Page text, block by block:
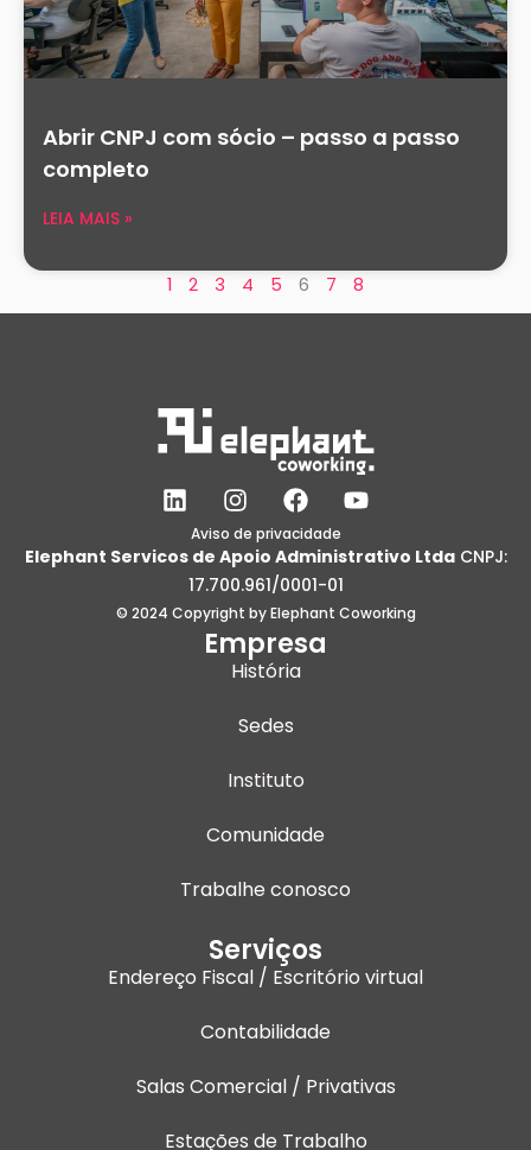
Abrir CNPJ com sócio – passo a passo
completo
LEIA MAIS »
1 2 3 4 5 6 7 8
L
i
k
d
I
n
s
t
a
g
r
a
m
F
a
c
e
b
o
o
k
Y
o
t
b
Aviso de privacidade
Elephant Servicos de Apoio Administrativo LtdaCNPJ:
17.700.961/0001-01
© 2024 Copyright by Elephant Coworking
Empresa
História
Sedes
Instituto
Comunidade
Trabalhe conosco
Serviços
Endereço Fiscal / Escritório virtual
Contabilidade
Salas Comercial / Privativas
Estações de Trabalho